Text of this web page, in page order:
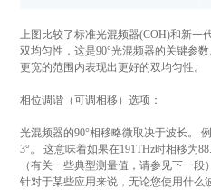
上图比较了标准光混频器(COH)和新
双均匀性，这是90°光混频器的关键参
更宽的范围内表现出更好的双均匀性。
相位调谐（可调相移）选项：
光混频器的90°相移略微取决于波长。
3°。 这意味着如果在191THz时相移为
（有关一些典型测量值，请参见下一段
针对于某些应用来说，无论您使用什么